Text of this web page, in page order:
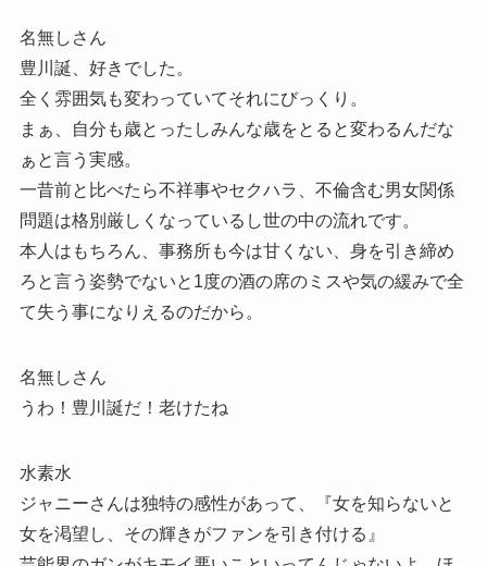
名無しさん
豊川誕、好きでした。
全く雰囲気も変わっていてそれにびっくり。
まぁ、自分も歳とったしみんな歳をとると変わるんだな
ぁと言う実感。
一昔前と比べたら不祥事やセクハラ、不倫含む男女関係
問題は格別厳しくなっているし世の中の流れです。
本人はもちろん、事務所も今は甘くない、身を引き締め
ろと言う姿勢でないと1度の酒の席のミスや気の緩みで全
て失う事になりえるのだから。
名無しさん
うわ！豊川誕だ！老けたね
水素水
ジャニーさんは独特の感性があって、『女を知らないと
女を渇望し、その輝きがファンを引き付ける』